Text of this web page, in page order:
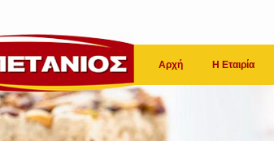
Αρχή Η Εταιρία